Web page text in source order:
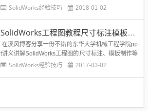
分享关于SolidWorks自动标注的技巧总结：一、自动
改同步到三维模型。但是有的人会因为...
SolidWorks经验技巧 2018-01-02
SolidWorks工程图教程尺寸标注模板制作教程
在溪风博客分享一份不错的东华大学机械工程学院pp
t讲义讲解SolidWorks工程图的尺寸标注、模板制作等
教程，感觉还可以，推荐给SolidWorks爱好者们：...
SolidWorks经验技巧 2017-03-02